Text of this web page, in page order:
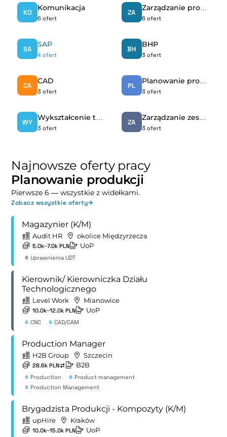
KO
Komunikacja
6 ofert
ZA
6 ofert
SA
SAP
4 ofert
BH
BHP
3 ofert
CA
CAD
3 ofert
PL
3 ofert
WY
3 ofert
ZA
3 ofert
Najnowsze oferty pracy
Planowanie produkcji
Pierwsze 6 — wszystkie z widełkami.
Zobacz wszystkie oferty
Magazynier (K/M)
Audit HR okolice Międzyrzecza
5.0k–7.0k PLN UoP
# Uprawnienia UDT
Kierownik/ Kierowniczka Działu
Technologicznego
Level Work Mianowice
10.0k–12.0k PLN UoP
# CNC # CAD/CAM
Production Manager
H2B Group Szczecin
28.6k PLN B2B
# Production # Product management
# Production Management
Brygadzista Produkcji - Kompozyty (K/M)
upHire Kraków
10.0k–15.0k PLN UoP